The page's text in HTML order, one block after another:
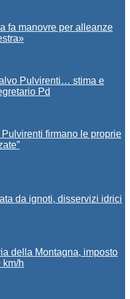
fa manovre per alleanze
Pulvirenti… stima e
Pd
firmano le proprie
da ignoti, disservizi idrici
della Montagna, imposto
km/h